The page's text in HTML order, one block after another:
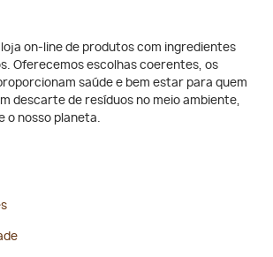
on-line de produtos com ingredientes
Oferecemos escolhas coerentes, os
saúde e bem estar para quem
descarte de resíduos no meio ambiente,
o nosso planeta.